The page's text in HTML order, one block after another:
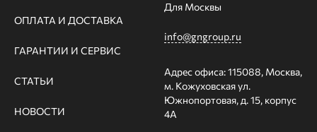
ОПЛАТА И ДОСТАВКА
ГАРАНТИИ И СЕРВИС
СТАТЬИ
НОВОСТИ
Для Москвы
info@gngroup.ru
Адрес офиса: 115088, Москва,
м. Кожуховская ул.
Южнопортовая, д. 15, корпус
4А